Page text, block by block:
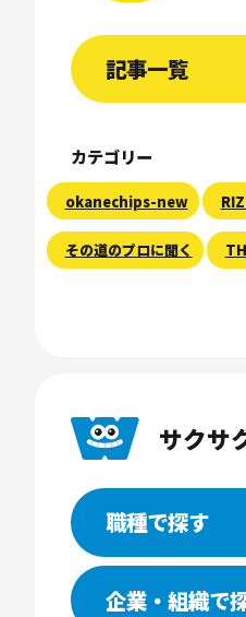
記事一覧
カテゴリー
okanechips-new
その道のプロに聞く
サクサ
職種で探す
企業・組織で